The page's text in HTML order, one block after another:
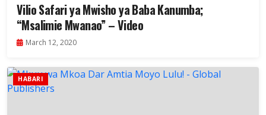
Vilio Safari ya Mwisho ya Baba Kanumba;
“Msalimie Mwanao” – Video
March 12, 2020
HABARI